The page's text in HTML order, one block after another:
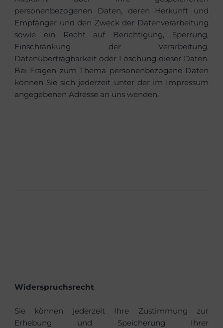
personenbezogenen Daten, deren Herkunft und
Empfänger und den Zweck der Datenverarbeitung
sowie ein Recht auf Berichtigung, Sperrung,
Einschränkung der Verarbeitung,
Datenübertragbarkeit oder Löschung dieser Daten.
Bei Fragen zum Thema personenbezogene Daten
können Sie sich jederzeit unter der im Impressum
angegebenen Adresse an uns wenden.
Widerspruchsrecht
Sie können jederzeit Ihre Zustimmung zur
Erhebung und Speicherung Ihrer